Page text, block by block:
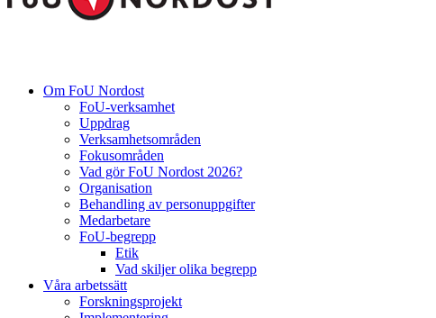
Om FoU Nordost
FoU-verksamhet
Uppdrag
Verksamhetsområden
Fokusområden
Vad gör FoU Nordost 2026?
Organisation
Behandling av personuppgifter
Medarbetare
FoU-begrepp
Etik
Vad skiljer olika begrepp
Våra arbetssätt
Forskningsprojekt